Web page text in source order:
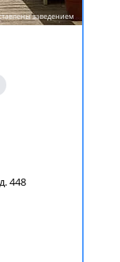
заведением
448